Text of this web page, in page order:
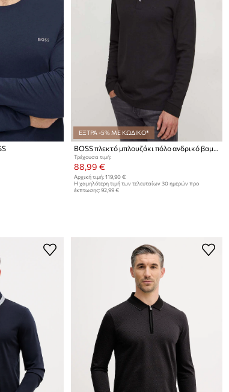
ΕΞΤΡΑ -5% ΜΕ ΚΩΔΙΚΟ*
BOSS πλεκτό μπλουζάκι πόλο ανδρικό βαμβακερό Pado 30
Τρέχουσα τιμή:
88,99 €
Αρχική τιμή: 119,90 €
Η χαμηλότερη τιμή των τελευταίων 30 ημερών προ
έκπτωσης: 92,99 €